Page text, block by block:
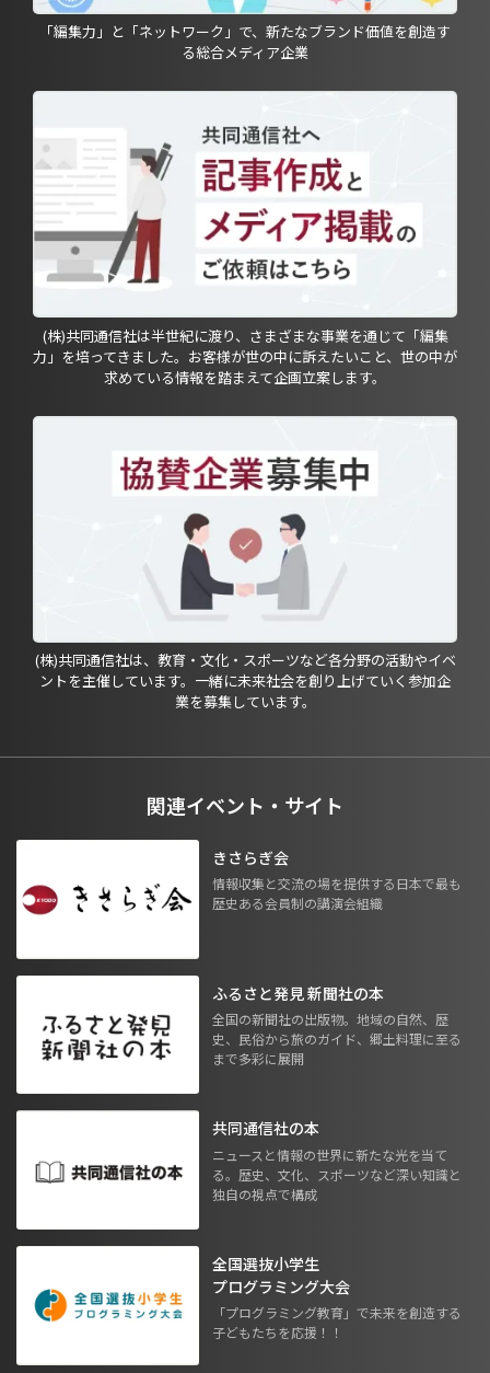
「編集力」と「ネットワーク」で、新たなブランド価値を創造す
る総合メディア企業
(株)共同通信社は半世紀に渡り、さまざまな事業を通じて「編集
力」を培ってきました。お客様が世の中に訴えたいこと、世の中が
求めている情報を踏まえて企画立案します。
(株)共同通信社は、教育・文化・スポーツなど各分野の活動やイベ
ントを主催しています。一緒に未来社会を創り上げていく参加企
業を募集しています。
関連イベント・サイト
きさらぎ会
情報収集と交流の場を提供する日本で最も
歴史ある会員制の講演会組織
ふるさと発見 新聞社の本
全国の新聞社の出版物。地域の自然、歴
史、民俗から旅のガイド、郷土料理に至る
まで多彩に展開
共同通信社の本
ニュースと情報の世界に新たな光を当て
る。歴史、文化、スポーツなど深い知識と
独自の視点で構成
全国選抜小学生
プログラミング大会
「プログラミング教育」で未来を創造する
子どもたちを応援！！